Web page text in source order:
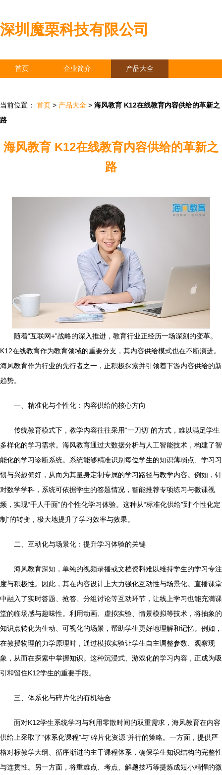
深圳魔栗科技有限公司
首页 企业简介 产品大全
当前位置： 首页 > 产品大全 > 海风教育 K12在线教育内容供给的革新之
路
海风教育 K12在线教育内容供给的革新之
路
随着“互联网+”战略的深入推进，教育行业正经历一场深刻的变革。
K12在线教育作为教育领域的重要分支，其内容供给模式也在不断演进。
海风教育作为行业的先行者之一，正积极探索并引领着下游内容供给的新
趋势。
一、精准化与个性化：内容供给的核心方向
传统教育模式下，教学内容往往采用“一刀切”的方式，难以满足学生
多样化的学习需求。海风教育通过大数据分析与人工智能技术，构建了智
能化的学习诊断系统。系统能够精准识别每位学生的知识薄弱点、学习习
惯与兴趣偏好，从而为其量身定制专属的学习路径与教学内容。例如，针
对数学学科，系统可依据学生的答题情况，智能推荐专项练习与微课视
频，实现“千人千面”的个性化学习体验。这种从“标准化供给”到“个性化定
制”的转变，极大地提升了学习效率与效果。
二、互动化与场景化：提升学习体验的关键
海风教育深知，单纯的视频录播或文档资料难以维持学生的学习专注
度与积极性。因此，其在内容设计上大力强化互动性与场景化。直播课堂
中融入了实时答题、抢答、分组讨论等互动环节，让线上学习也能充满课
堂的临场感与趣味性。利用动画、虚拟实验、情景模拟等技术，将抽象的
知识点转化为生动、可视化的场景，帮助学生更好地理解和记忆。例如，
在教授物理的力学原理时，通过模拟实验让学生自主调整参数、观察现
象，从而在探索中掌握知识。这种沉浸式、游戏化的学习内容，正成为吸
引和留住K12学生的重要手段。
三、体系化与碎片化的有机结合
面对K12学生系统学习与利用零散时间的双重需求，海风教育在内容
供给上采取了“体系化课程”与“碎片化资源”并行的策略。一方面，提供严
格对标教学大纲、循序渐进的主干课程体系，确保学生知识结构的完整性
与连贯性。另一方面，将重难点、考点、解题技巧等提炼成短小精悍的微